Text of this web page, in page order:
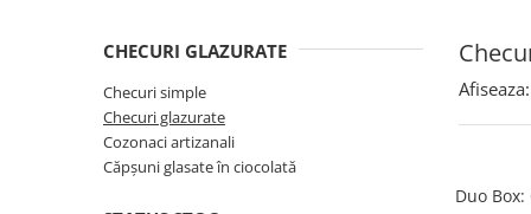
Căpșuni glasate în ciocolată
De rontaiala
De rontait diverse
CHECURI GLAZURATE
Checuri simple
Checuri glazurate
Cozonaci artizanali
Căpșuni glasate în ciocolată
Afiseaza:
Duo